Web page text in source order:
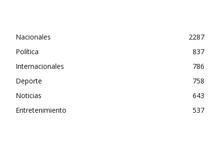
Nacionales
2287
Política
837
Internacionales
786
Deporte
758
Noticias
643
Entretenimiento
537